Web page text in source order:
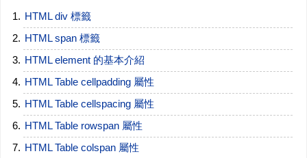
HTML div 標籤
HTML span 標籤
HTML element 的基本介紹
HTML Table cellpadding 屬性
HTML Table cellspacing 屬性
HTML Table rowspan 屬性
HTML Table colspan 屬性